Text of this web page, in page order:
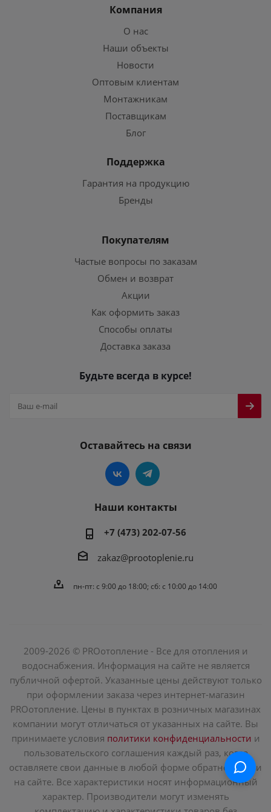
Компания
О нас
Наши объекты
Новости
Оптовым клиентам
Монтажникам
Поставщикам
Блог
Поддержка
Гарантия на продукцию
Бренды
Покупателям
Частые вопросы по заказам
Обмен и возврат
Акции
Как оформить заказ
Способы оплаты
Доставка заказа
Будьте всегда в курсе!
Оставайтесь на связи
Наши контакты
+7 (473) 202-07-56
zakaz@prootoplenie.ru
пн-пт: c 9:00 до 18:00; сб: с 10:00 до 14:00
2009-2026 © PROотопление - Все для отопления и
водоснабжения. Информация на сайте не является
публичной офертой. Указанные цены действуют только
при оформлении заказа через интернет-магазин
PROотопление. Цены в пунктах в розничных магазинах
компании могут отличаться от указанных на сайте. Вы
принимаете условия политики конфиденциальности и
пользовательского соглашения каждый раз, когда
оставляете свои данные в любой форме обратной связи
на сайте. Все характеристики носят информационный
характер. Производители могут изменять